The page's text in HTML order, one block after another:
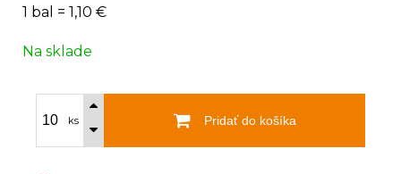
1 bal = 1,10 €
Na sklade
ks Pridať do košíka